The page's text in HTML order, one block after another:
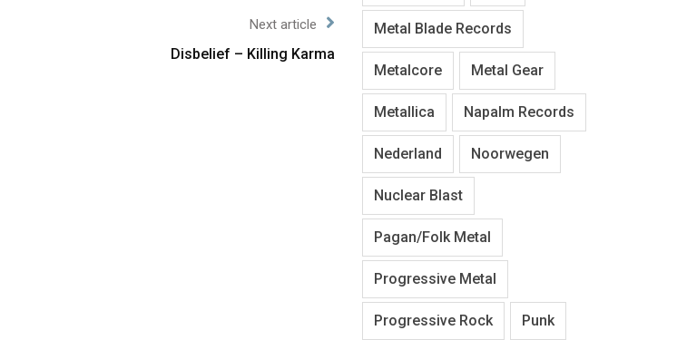
Next article
Disbelief – Killing Karma
Metal Blade Records
Metalcore Metal Gear
Metallica Napalm Records
Nederland Noorwegen
Nuclear Blast
Pagan/Folk Metal
Progressive Metal
Progressive Rock Punk